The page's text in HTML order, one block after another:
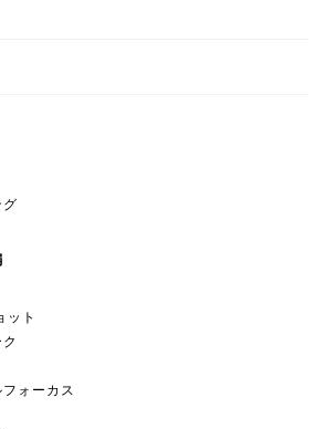
グ
ット
ォーカス